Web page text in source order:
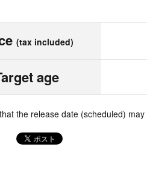
(tax included)
age
the release date (scheduled)